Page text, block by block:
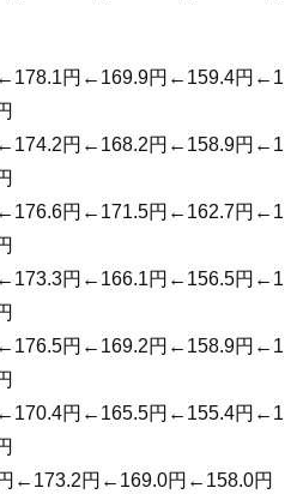
円←169.9円←159.4円←1
円←168.2円←158.9円←1
円←171.5円←162.7円←1
円←166.1円←156.5円←1
円←169.2円←158.9円←1
円←165.5円←155.4円←1
←173.2円←169.0円←158.0円